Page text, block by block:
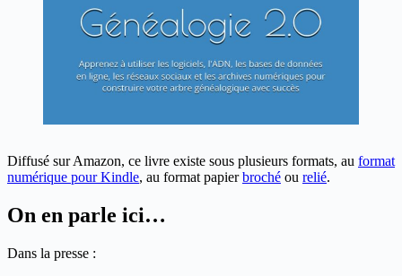
Diffusé sur Amazon, ce livre existe sous plusieurs formats, au format
numérique pour Kindle, au format papierbroché ou relié.
On en parle ici…
Dans la presse :